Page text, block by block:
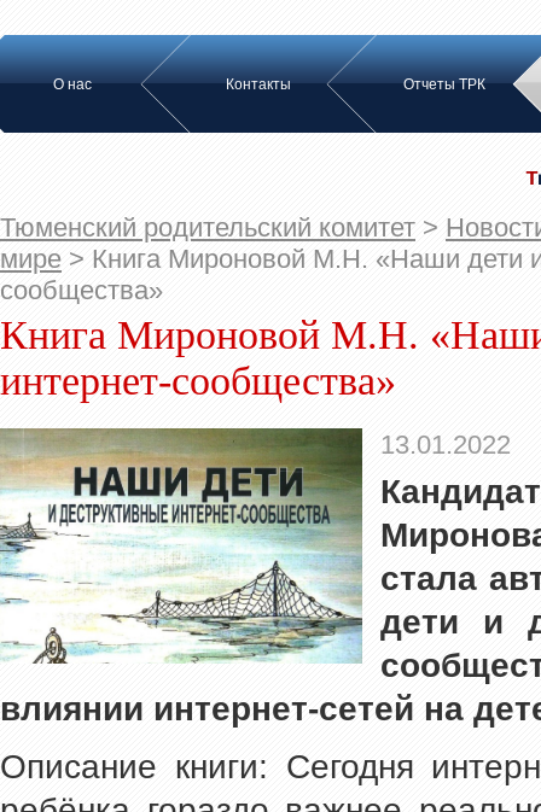
О нас Контакты Отчеты ТРК
Тюменский родительский комитет >
мире > Книга Мироновой М.Н. «Наши дети
сообщества»
Книга Мироновой М.Н. «Наши
интернет-сообщества»
13.01.2022
стала
дети и
влиянии интернет-сетей на
Описание книги: Сегодня